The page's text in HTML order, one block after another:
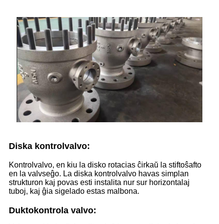
Diska kontrolvalvo:
Kontrolvalvo, en kiu la disko rotacias ĉirkaŭ la stiftoŝafto
en la valvseĝo. La diska kontrolvalvo havas simplan
strukturon kaj povas esti instalita nur sur horizontalaj
tuboj, kaj ĝia sigelado estas malbona.
Duktokontrola valvo: